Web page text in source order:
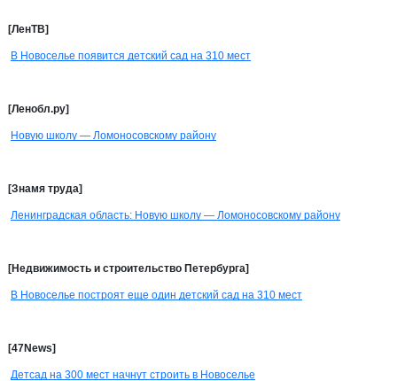
[ЛенТВ]
В Новоселье появится детский сад на 310 мест
[Ленобл.ру]
Новую школу — Ломоносовскому району
[Знамя труда]
Ленинградская область: Новую школу — Ломоносовскому району
[Недвижимость и строительство Петербурга]
В Новоселье построят еще один детский сад на 310 мест
[47News]
Детсад на 300 мест начнут строить в Новоселье